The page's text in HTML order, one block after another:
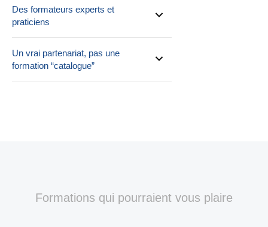
Des formateurs experts et
praticiens
Un vrai partenariat, pas une
formation “catalogue”
Formations qui pourraient vous plaire